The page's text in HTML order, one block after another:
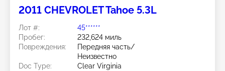
2011 CHEVROLET Tahoe 5.3L
Лот #:
45******
Пробег:
232,624 миль
Повреждения:
Передняя часть/
Неизвестно
Doc Type:
Clear Virginia